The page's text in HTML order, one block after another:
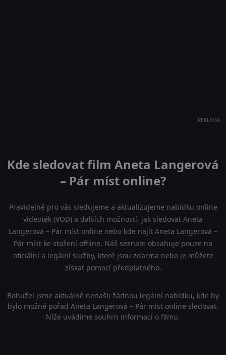
REKLAMA
Kde sledovat film Aneta Langerová
– Pár míst online?
Pravidelně pro vás sledujeme a aktualizujeme nabídku online
videoték (VOD) a dalších možností, jak sledovat Aneta
Langerová – Pár míst online nebo kde najít Aneta Langerová –
Pár míst ke stažení offline. Náš seznam obsahuje pouze na
oficiální a legální služby, které jsou zdarma nebo je můžete
získat pomocí předplatného.
Bohužel jsme aktuálně nenašli žádnou legální nabídku, kde by
bylo možné pořad Aneta Langerová – Pár míst online sledovat.
Níže uvádíme souhrn informací o filmu.